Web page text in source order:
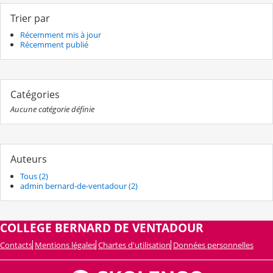
Trier par
Récemment mis à jour
Récemment publié
Catégories
Aucune catégorie définie
Auteurs
Tous (2)
admin bernard-de-ventadour (2)
COLLEGE BERNARD DE VENTADOUR
Contacts Mentions légales Chartes d'utilisation Données personnelles